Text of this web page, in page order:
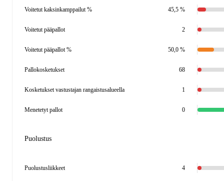
Voitetut kaksinkamppailut % 45,5 %
Voitetut pääpallot 2
Voitetut pääpallot % 50,0 %
Pallokosketukset 68
Kosketukset vastustajan rangaistusalueella 1
Menetetyt pallot 0
Puolustus
Puolustusliikkeet 4